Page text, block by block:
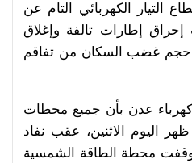
التيار الكهربائي التام عن
إحراق إطارات تالفة وإغلاق
غضب السكان من تفاقم
عدن بأن جميع محطات
اليوم الاثنين، عقب نفاد
محطة الطاقة الشمسية